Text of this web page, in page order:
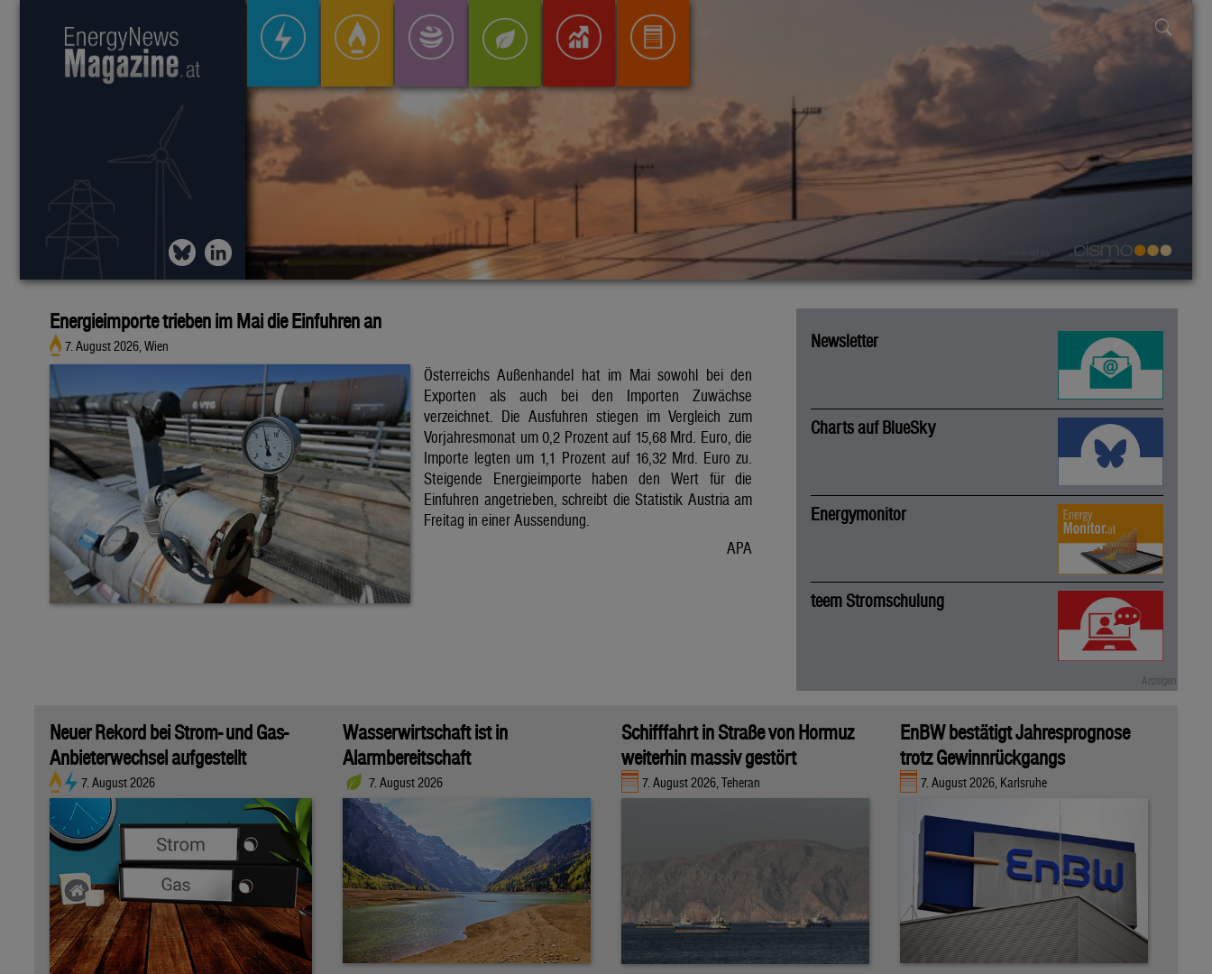
Energieimporte trieben im Mai die Einfuhren an
7. August 2026, Wien
Österreichs Außenhandel hat im Mai sowohl bei den
Exporten als auch bei den Importen Zuwächse
verzeichnet. Die Ausfuhren stiegen im Vergleich zum
Vorjahresmonat um 0,2 Prozent auf 15,68 Mrd. Euro, die
Importe legten um 1,1 Prozent auf 16,32 Mrd. Euro zu.
Steigende Energieimporte haben den Wert für die
Einfuhren angetrieben, schreibt die Statistik Austria am
Freitag in einer Aussendung.
APA
Newsletter
Charts auf BlueSky
Energymonitor
teem Stromschulung
Neuer Rekord bei Strom- und Gas-
Anbieterwechsel aufgestellt
7. August 2026
Wasserwirtschaft ist in
Alarmbereitschaft
7. August 2026
Schifffahrt in Straße von Hormuz
weiterhin massiv gestört
7. August 2026, Teheran
EnBW bestätigt Jahresprognose
trotz Gewinnrückgangs
7. August 2026, Karlsruhe